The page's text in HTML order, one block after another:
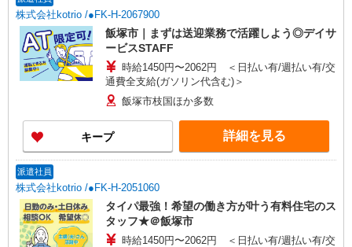
株式会社kotrio /●FK-H-2067900
飯塚市｜まずは送迎業務で活躍しよう◎デイサ
ービスSTAFF
時給1450円〜2062円 ＜日払い有/週払い有/交
通費全支給(ガソリン代含む)＞
飯塚市枝国ほか多数
キープ 詳細を見る
派遣社員
株式会社kotrio /●FK-H-2051060
タイパ最強！希望の働き方が叶う有料住宅のス
タッフ★＠飯塚市
時給1450円〜2062円 ＜日払い有/週払い有/交